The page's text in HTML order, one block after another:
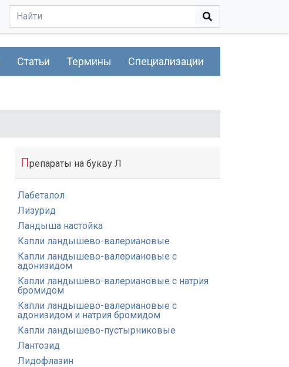
Статьи Термины Специализации
Препараты на букву Л
Лабеталол
Лизурид
Ландыша настойка
Капли ландышево-валериановые
Капли ландышево-валериановые с
адонизидом
Капли ландышево-валериановые с натрия
бромидом
Капли ландышево-валериановые с
адонизидом и натрия бромидом
Капли ландышево-пустырниковые
Лантозид
Лидофлазин